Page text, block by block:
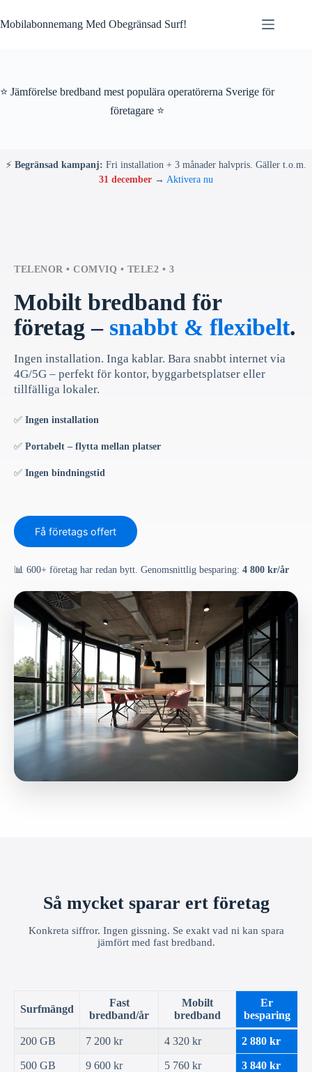
to
content
Mobilabonnemang Med Obegränsad Surf!
⭐ Jämförelse bredband mest populära operatörerna Sverige för
företagare ⭐
⚡ Begränsad kampanj: Fri installation + 3 månader halvpris. Gäller t.o.m.
31 december → Aktivera nu
TELENOR • COMVIQ • TELE2 • 3
Mobilt bredband för
företag – snabbt & flexibelt.
Ingen installation. Inga kablar. Bara snabbt internet via
4G/5G – perfekt för kontor, byggarbetsplatser eller
tillfälliga lokaler.
✅ Ingen installation
✅ Portabelt – flytta mellan platser
✅ Ingen bindningstid
Få företags offert
📊 600+ företag har redan bytt. Genomsnittlig besparing: 4 800 kr/år
Så mycket sparar ert företag
Konkreta siffror. Ingen gissning. Se exakt vad ni kan spara
jämfört med fast bredband.
Surfmängd
Fast
bredband/år
Mobilt
bredband
Er
besparing
200 GB 7 200 kr 4 320 kr 2 880 kr
500 GB 9 600 kr 5 760 kr 3 840 kr